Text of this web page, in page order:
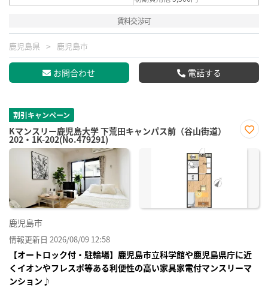
賃料交渉可
鹿児島県 鹿児島市
お問合わせ 電話する
割引キャンペーン
Kマンスリー鹿児島大学 下荒田キャンパス前（谷山街道）
202・1K-202(No.479291)
に入
鹿児島市
情報更新日 2026/08/09 12:58
【オートロック付・駐輪場】鹿児島市立科学館や鹿児島県庁に近
くイオンやフレスポ等ある利便性の高い家具家電付マンスリーマ
ンション♪